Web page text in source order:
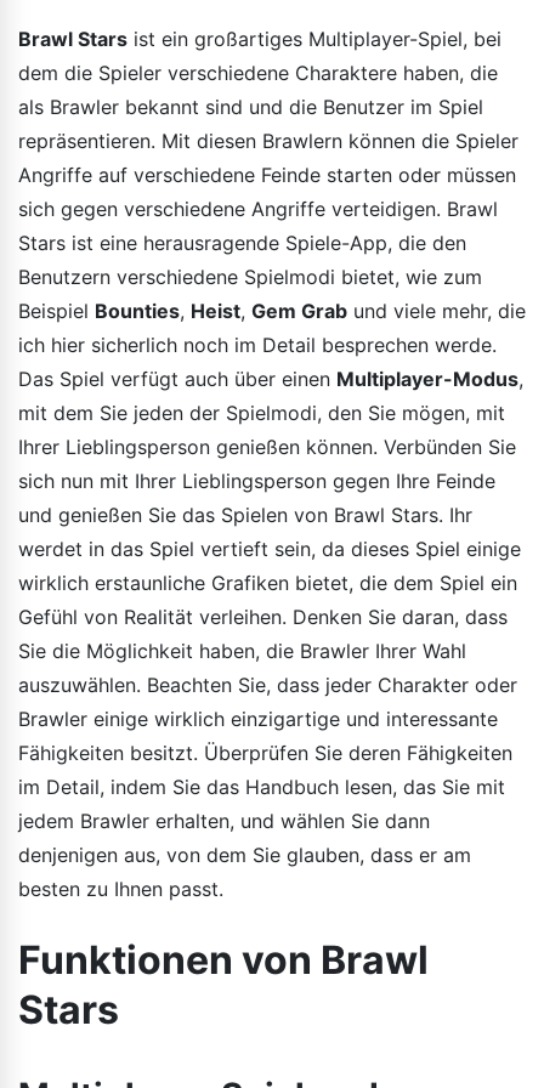
Brawl Stars ist ein großartiges Multiplayer-Spiel, bei
dem die Spieler verschiedene Charaktere haben, die
als Brawler bekannt sind und die Benutzer im Spiel
repräsentieren. Mit diesen Brawlern können die Spieler
Angriffe auf verschiedene Feinde starten oder müssen
sich gegen verschiedene Angriffe verteidigen. Brawl
Stars ist eine herausragende Spiele-App, die den
Benutzern verschiedene Spielmodi bietet, wie zum
Beispiel Bounties, Heist, Gem Grab und viele mehr, die
ich hier sicherlich noch im Detail besprechen werde.
Das Spiel verfügt auch über einen Multiplayer-Modus,
mit dem Sie jeden der Spielmodi, den Sie mögen, mit
Ihrer Lieblingsperson genießen können. Verbünden Sie
sich nun mit Ihrer Lieblingsperson gegen Ihre Feinde
und genießen Sie das Spielen von Brawl Stars. Ihr
werdet in das Spiel vertieft sein, da dieses Spiel einige
wirklich erstaunliche Grafiken bietet, die dem Spiel ein
Gefühl von Realität verleihen. Denken Sie daran, dass
Sie die Möglichkeit haben, die Brawler Ihrer Wahl
auszuwählen. Beachten Sie, dass jeder Charakter oder
Brawler einige wirklich einzigartige und interessante
Fähigkeiten besitzt. Überprüfen Sie deren Fähigkeiten
im Detail, indem Sie das Handbuch lesen, das Sie mit
jedem Brawler erhalten, und wählen Sie dann
denjenigen aus, von dem Sie glauben, dass er am
besten zu Ihnen passt.
Funktionen von Brawl
Stars